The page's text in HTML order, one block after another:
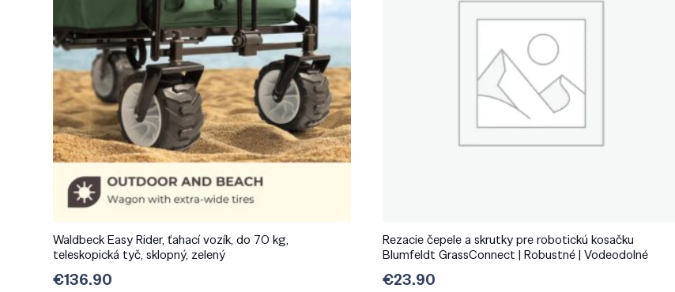
Waldbeck Easy Rider, ťahací vozík, do 70 kg,
teleskopická tyč, sklopný, zelený
€136.90
Rezacie čepele a skrutky pre robotickú kosačku
Blumfeldt GrassConnect | Robustné | Vodeodolné
€23.90